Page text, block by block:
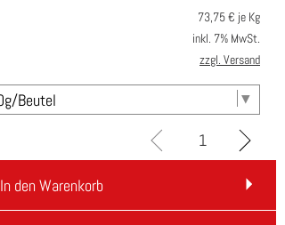
73,75€ je Kg
inkl. 7% MwSt.
zzgl. Versand
In den Warenkorb